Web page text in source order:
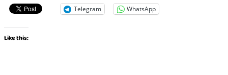
Telegram WhatsApp
Like this: